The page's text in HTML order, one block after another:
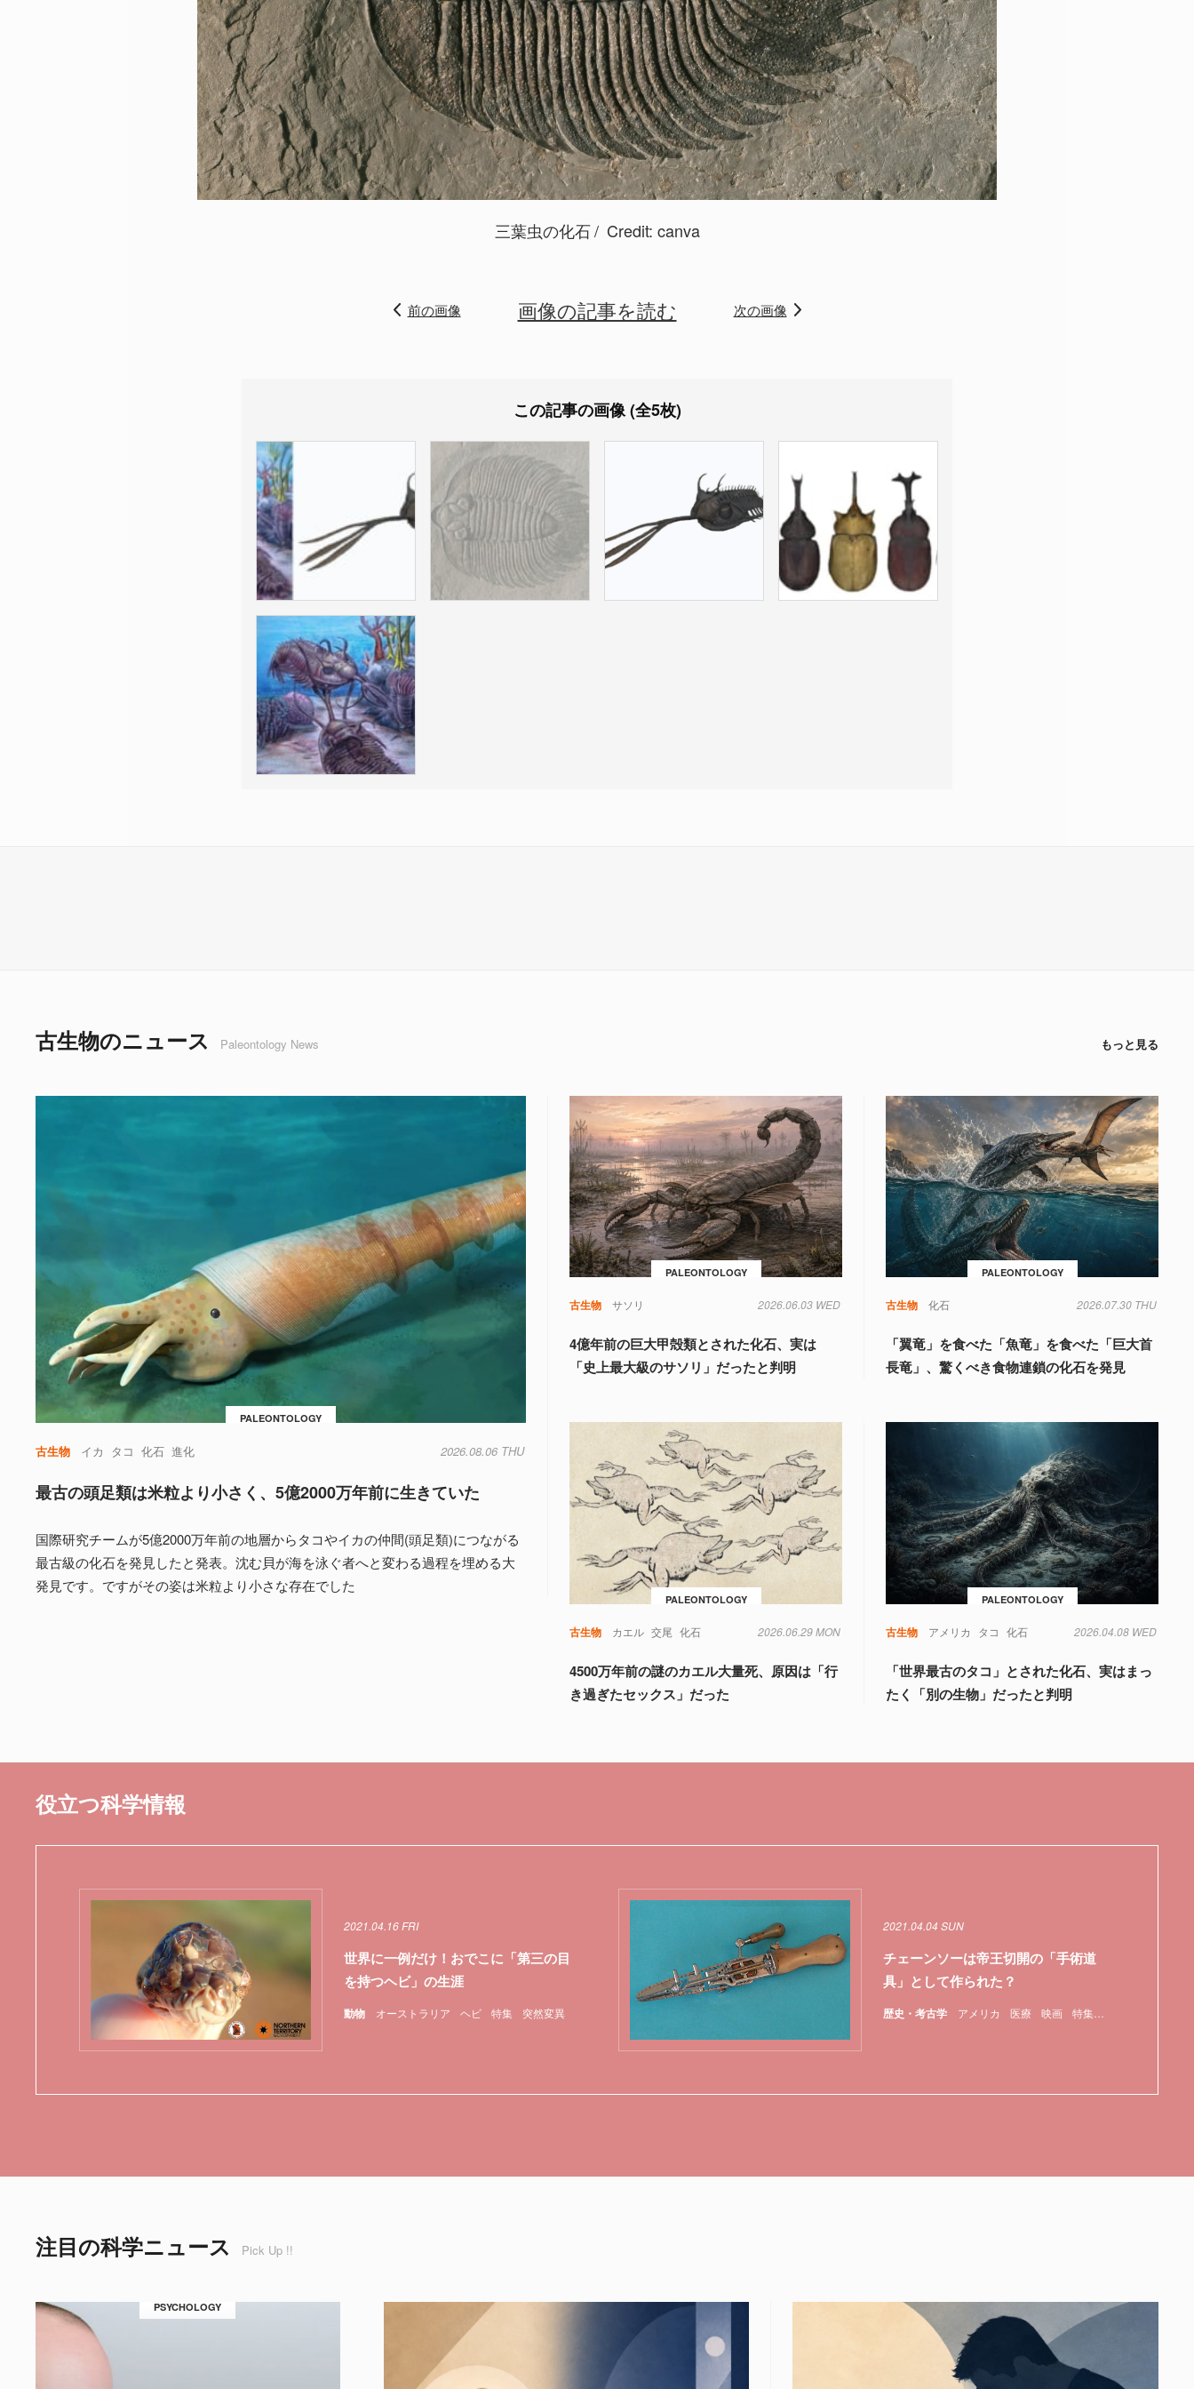
三葉虫の化石 Credit: canva
前の画像 画像の記事を読む 次の画像
この記事の画像 (全5枚)
古生物のニュース Paleontology News もっと見る
PALEONTOLOGY
古生物 イカ タコ 化石 進化 2026.08.06 THU
最古の頭足類は米粒より小さく、5億2000万年前に生きていた
国際研究チームが5億2000万年前の地層からタコやイカの仲間(頭足類)につながる
最古級の化石を発見したと発表。沈む貝が海を泳ぐ者へと変わる過程を埋める大
発見です。ですがその姿は米粒より小さな存在でした
PALEONTOLOGY
古生物 サソリ 2026.06.03 WED
4億年前の巨大甲殻類とされた化石、実は
「史上最大級のサソリ」だったと判明
PALEONTOLOGY
古生物 化石 2026.07.30 THU
「翼竜」を食べた「魚竜」を食べた「巨大首
長竜」、驚くべき食物連鎖の化石を発見
PALEONTOLOGY
古生物 カエル 交尾 化石 2026.06.29 MON
4500万年前の謎のカエル大量死、原因は「行
き過ぎたセックス」だった
PALEONTOLOGY
古生物 アメリカ タコ 化石 2026.04.08 WED
「世界最古のタコ」とされた化石、実はまっ
たく「別の生物」だったと判明
役立つ科学情報
動物 オーストラリア ヘビ 特集 突然変異
2021.04.16 FRI
世界に一例だけ！おでこに「第三の目
を持つヘビ」の生涯
歴史・考古学 アメリカ 医療 映画 特集
2021.04.04 SUN
チェーンソーは帝王切開の「手術道
具」として作られた？
注目の科学ニュース Pick Up !!
PSYCHOLOGY